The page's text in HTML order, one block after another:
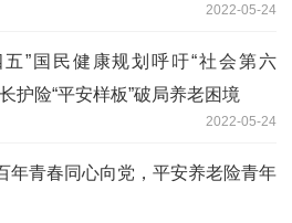
2022-05-24
五”国民健康规划呼吁“社会第六
护险“平安样板”破局养老困境
2022-05-24
青春同心向党，平安养老险青年